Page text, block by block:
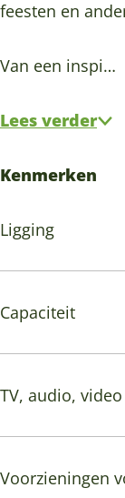
e
i
feesten en
Van een inspi…
Lees verder
Kenmerken
Ligging
Capaciteit
TV, audio,
Voorzieningen